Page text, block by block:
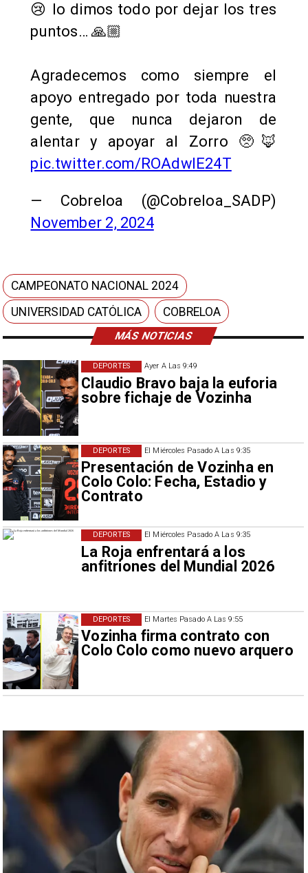
MÁS NOTICIAS
Ayer A Las 9:49
Claudio Bravo baja la euforia
sobre fichaje de Vozinha
DEPORTES
El Miércoles Pasado A Las 9:35
Presentación de Vozinha en
Colo Colo: Fecha, Estadio y
Contrato
DEPORTES
El Miércoles Pasado A Las 9:35
La Roja enfrentará a los
anfitriones del Mundial 2026
DEPORTES
El Martes Pasado A Las 9:55
Vozinha firma contrato con
Colo Colo como nuevo arquero
DEPORTES
😢 lo dimos todo por dejar los tres
puntos… 🙏🏼
Agradecemos como siempre el
apoyo entregado por toda nuestra
gente, que nunca dejaron de
alentar y apoyar al Zorro 🥺🦊
pic.twitter.com/ROAdwlE24T
— Cobreloa (@Cobreloa_SADP)
November 2, 2024
CAMPEONATO NACIONAL 2024
UNIVERSIDAD CATÓLICA
COBRELOA